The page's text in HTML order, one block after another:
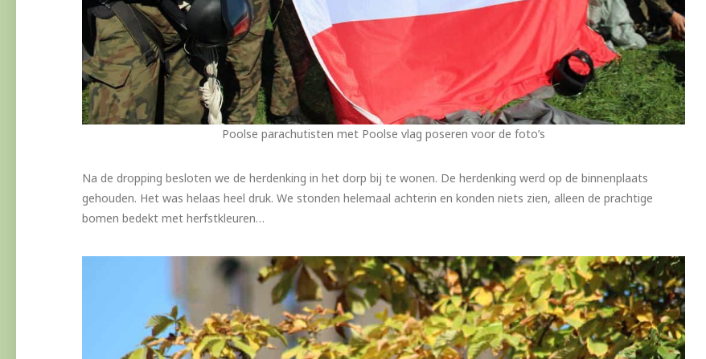
Poolse parachutisten met Poolse vlag poseren voor de foto’s
Na de dropping besloten we de herdenking in het dorp bij te wonen. De herdenking werd op de binnenplaats
gehouden. Het was helaas heel druk. We stonden helemaal achterin en konden niets zien, alleen de prachtige
bomen bedekt met herfstkleuren…